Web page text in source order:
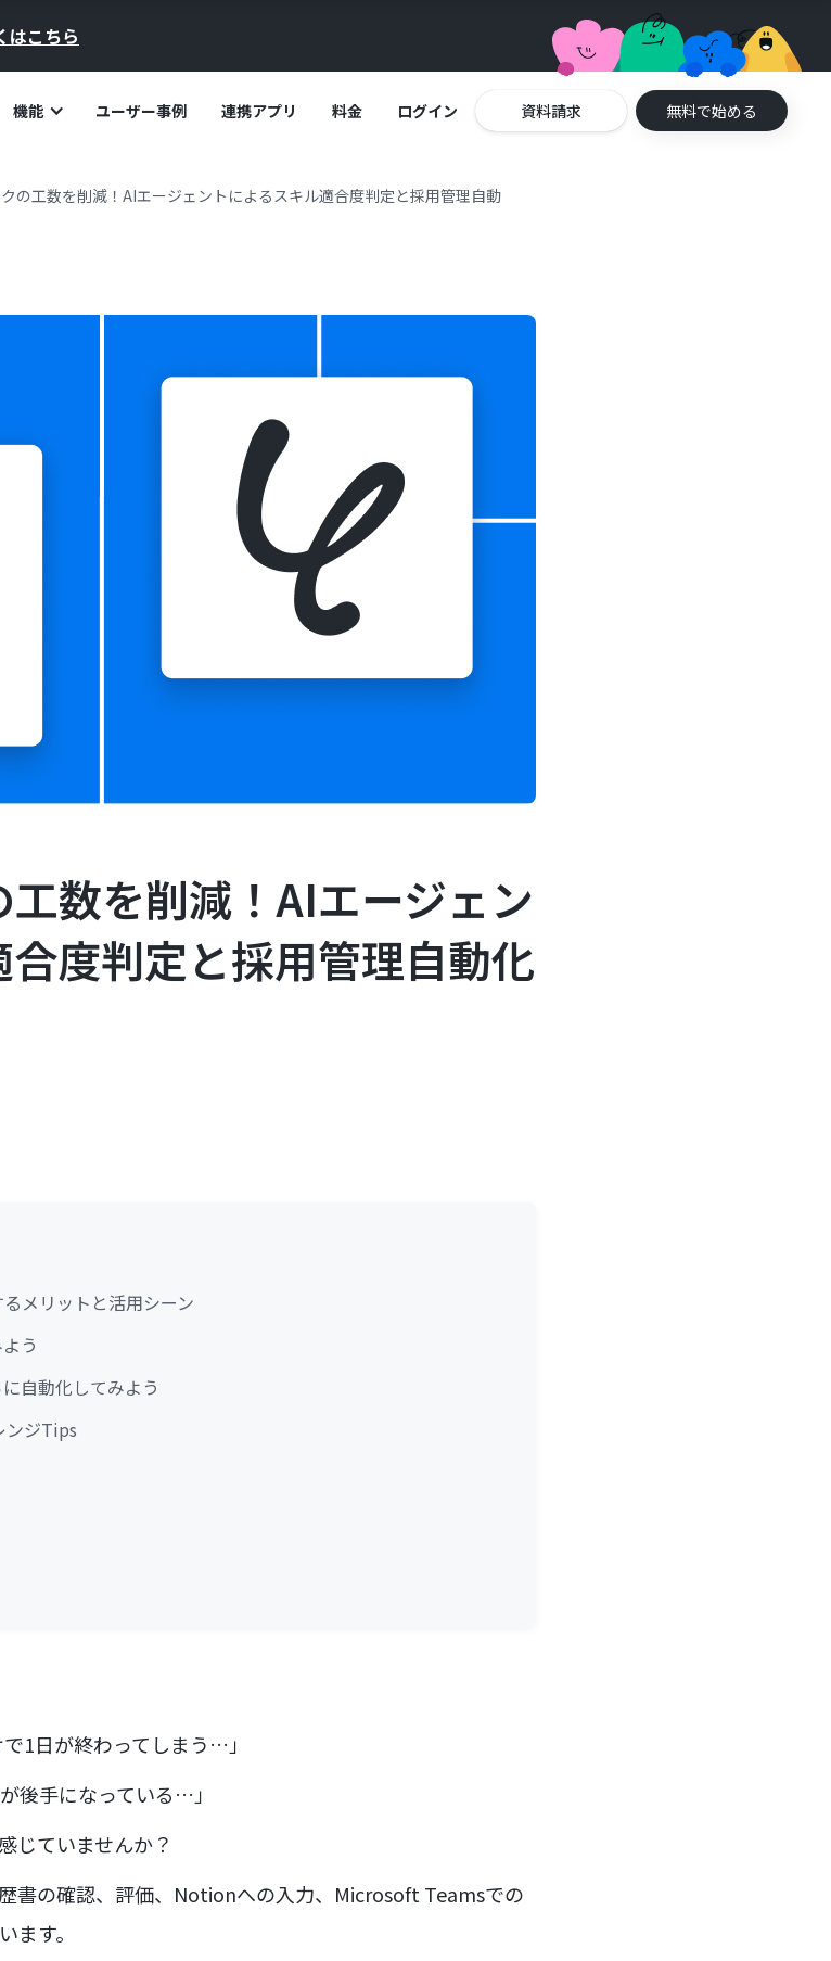
はこちら
機能 ユーザー事例 連携アプリ 料金 ログイン 資料請求 無料で始める
の工数を削減！AIエージェントによるスキル適合度判定と採用管理自動
数を削減！AIエージェン
合度判定と採用管理自動化
メリットと活用シーン
う
自動化してみよう
ンジTips
1日が終わってしまう…」
後手になっている…」
じていませんか？
書の確認、評価、Notionへの入力、Microsoft Teamsでの
ます。